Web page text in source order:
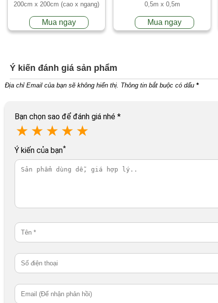
200cm x 200cm (cao x ngang)
Mua ngay
0,5m x 0,5m
Mua ngay
Ý kiến đánh giá sản phẩm
Địa chỉ Email của bạn sẽ không hiển thị. Thông tin bắt buộc có dấu *
Bạn chọn sao để đánh giá nhé *
★ ★ ★ ★ ★
Ý kiến của bạn*